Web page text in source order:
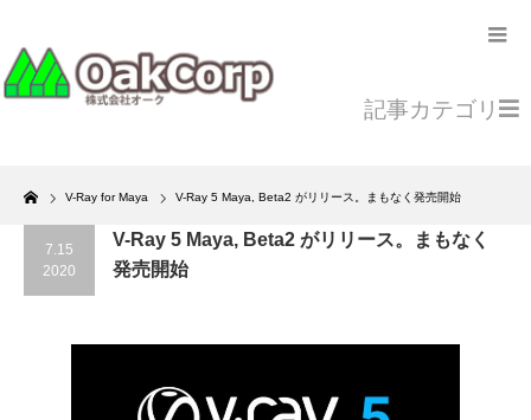
Home
V-Ray for Maya V-Ray 5 Maya, Beta2 がリリース。まもなく発売開始
記事カテゴリ
7.15
2020
V-Ray 5 Maya, Beta2 がリリース。まもなく
発売開始